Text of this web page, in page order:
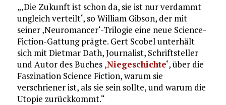
„‚Die Zukunft ist schon da, sie ist nur verdammt
ungleich verteilt‘, so William Gibson, der mit
seiner ‚Neuromancer‘-Trilogie eine neue Science-
Fiction-Gattung prägte. Gert Scobel unterhält
sich mit Dietmar Dath, Journalist, Schriftsteller
und Autor des Buches ‚Niegeschichte‘, über die
Faszination Science Fiction, warum sie
verschriener ist, als sie sein sollte, und warum die
Utopie zurückkommt.“